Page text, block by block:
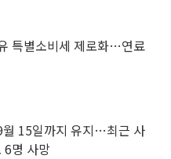
특별소비세 제로화…연료
월 15일까지 유지…최근 사
6명 사망